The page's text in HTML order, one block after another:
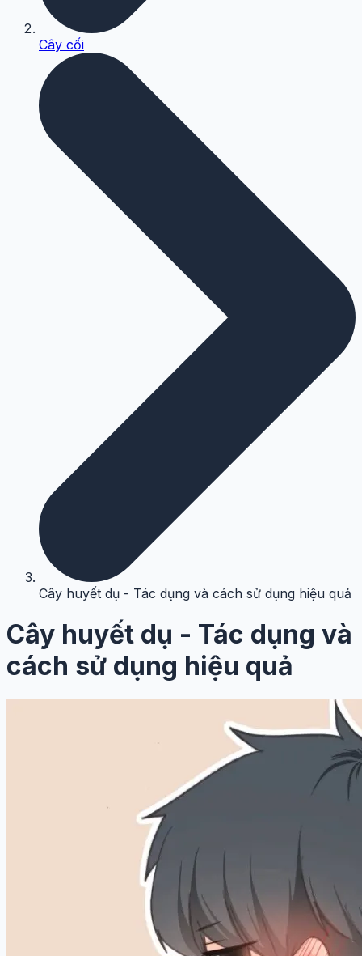
Cây cối
Cây huyết dụ - Tác dụng và cách sử dụng hiệu quả
Cây huyết dụ - Tác dụng và
cách sử dụng hiệu quả